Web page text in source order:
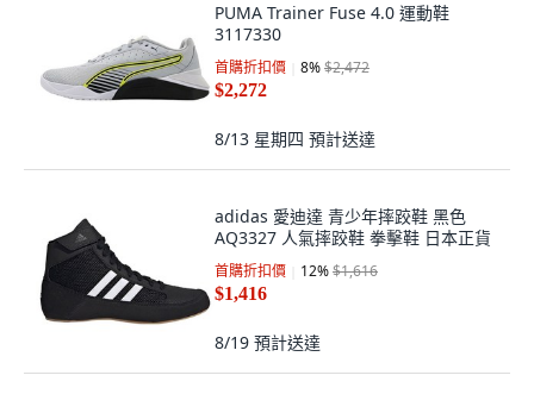
PUMA Trainer Fuse 4.0 運動鞋
3117330
首購折扣價 8%$2,472
$2,272
8/13 星期四 預計送達
adidas 愛迪達 青少年摔跤鞋 黑色
AQ3327 人氣摔跤鞋 拳擊鞋 日本正貨
首購折扣價 12%$1,616
$1,416
8/19 預計送達